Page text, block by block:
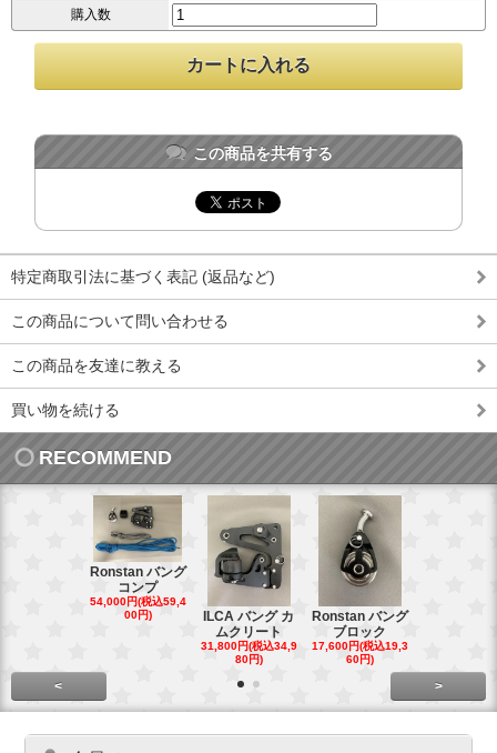
購入数
この商品を共有する
特定商取引法に基づく表記 (返品など)
この商品について問い合わせる
この商品を友達に教える
買い物を続ける
RECOMMEND
Ronstan バング
コンプ
54,000円(税込59,4
00円)
ILCA バング カ
ムクリート
31,800円(税込34,9
80円)
Ronstan バング
ブロック
17,600円(税込19,3
60円)
< >